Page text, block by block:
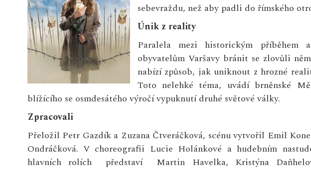
sebevraždu, než aby padli do římského
Únik z reality
Paralela mezi historickým příběhem
obyvatelům Varšavy bránit se zlovůli
nabízí způsob, jak uniknout z hrozné
Toto nelehké téma, uvádí brněnské
blížícího se osmdesátého výročí vypuknutí druhé světové války.
Zpracovali
Přeložil Petr Gazdík a Zuzana Čtveráčková, scénu vytvořil Emil
Ondráčková. V choreografii Lucie Holánkové a hudebním
hlavních rolích představí Martin Havelka, Kristýna